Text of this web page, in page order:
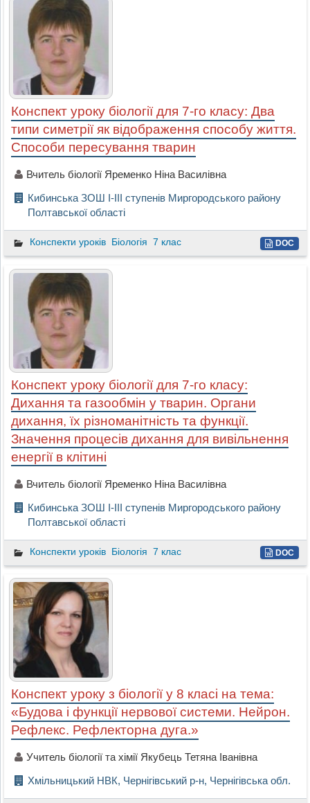
Конспект уроку біології для 7-го класу: Два
типи симетрії як відображення способу життя.
Способи пересування тварин
Вчитель біології Яременко Ніна Василівна
Кибинська ЗОШ І-ІІІ ступенів Миргородського району
Полтавської області
Конспекти уроків Біологія 7 клас DOC
Конспект уроку біології для 7-го класу:
Дихання та газообмін у тварин. Органи
дихання, їх різноманітність та функції.
Значення процесів дихання для вивільнення
енергії в клітині
Вчитель біології Яременко Ніна Василівна
Кибинська ЗОШ І-ІІІ ступенів Миргородського району
Полтавської області
Конспекти уроків Біологія 7 клас DOC
Конспект уроку з біології у 8 класі на тема:
«Будова і функції нервової системи. Нейрон.
Рефлекс. Рефлекторна дуга.»
Учитель біології та хімії Якубець Тетяна Іванівна
Хмільницький НВК, Чернігівський р-н, Чернігівська обл.